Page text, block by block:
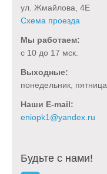
ул. Жмайлова, 4Е
Схема проезда
Мы работаем:
с 10 до 17 мск.
Выходные:
понедельник, пятница
Наши E-mail:
Будьте с нами!